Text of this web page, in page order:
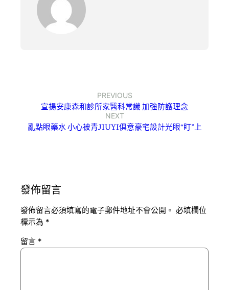
PREVIOUS
宣揚安康森和診所家醫科常識 加強防護理念
NEXT
亂點眼藥水 小心被青JIUYI俱意豪宅設計光眼“盯”上
發佈留言
發佈留言必須填寫的電子郵件地址不會公開。 必填欄位
標示為 *
留言 *